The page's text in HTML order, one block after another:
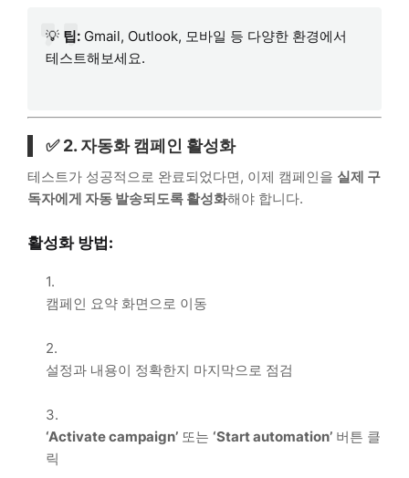
💡 팁: Gmail, Outlook, 모바일 등 다양한 환경에서
테스트해보세요.
✅ 2. 자동화 캠페인 활성화
테스트가 성공적으로 완료되었다면, 이제 캠페인을 실제 구
독자에게 자동 발송되도록 활성화해야 합니다.
활성화 방법:
캠페인 요약 화면으로 이동
설정과 내용이 정확한지 마지막으로 점검
‘Activate campaign’ 또는 ‘Start automation’ 버튼 클
릭